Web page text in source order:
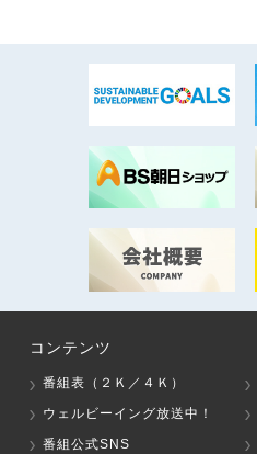
コンテンツ
番組表（２Ｋ／４Ｋ）
ウェルビーイング放送中！
番組公式SNS